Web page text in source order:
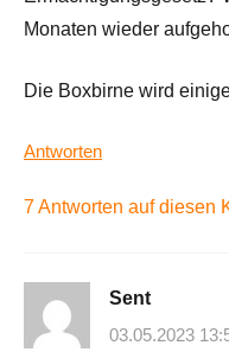
Monaten wieder
Die Boxbirne wird
Antworten
7 Antworten auf diesen
Sent
03.05.2023